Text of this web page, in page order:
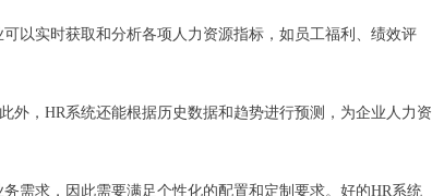
以实时获取和分析各项人力资源指标，如员工福利、绩效评
外，HR系统还能根据历史数据和趋势进行预测，为企业人力资
需求，因此需要满足个性化的配置和定制要求。好的HR系统